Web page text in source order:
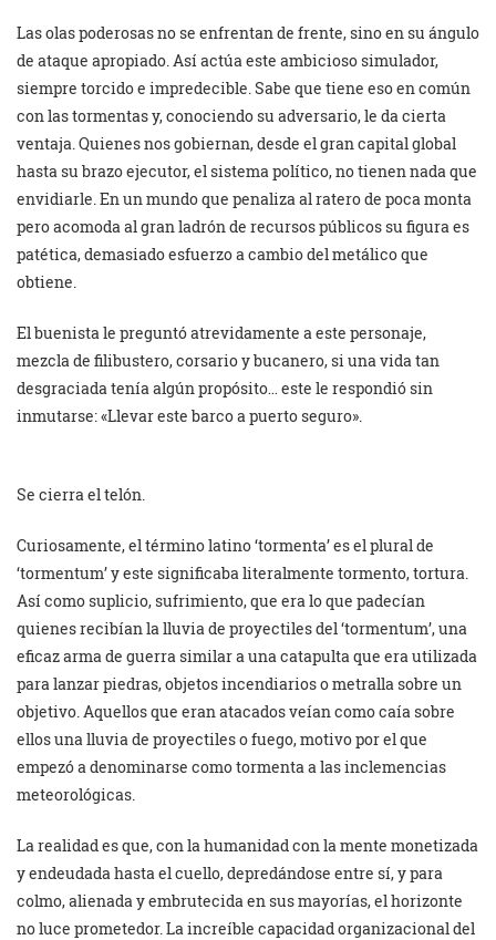
Las olas poderosas no se enfrentan de frente, sino en su ángulo
de ataque apropiado. Así actúa este ambicioso simulador,
siempre torcido e impredecible. Sabe que tiene eso en común
con las tormentas y, conociendo su adversario, le da cierta
ventaja. Quienes nos gobiernan, desde el gran capital global
hasta su brazo ejecutor, el sistema político, no tienen nada que
envidiarle. En un mundo que penaliza al ratero de poca monta
pero acomoda al gran ladrón de recursos públicos su figura es
patética, demasiado esfuerzo a cambio del metálico que
obtiene.
El buenista le preguntó atrevidamente a este personaje,
mezcla de filibustero, corsario y bucanero, si una vida tan
desgraciada tenía algún propósito… este le respondió sin
inmutarse: «Llevar este barco a puerto seguro».
Se cierra el telón.
Curiosamente, el término latino ‘tormenta’ es el plural de
‘tormentum’ y este significaba literalmente tormento, tortura.
Así como suplicio, sufrimiento, que era lo que padecían
quienes recibían la lluvia de proyectiles del ‘tormentum’, una
eficaz arma de guerra similar a una catapulta que era utilizada
para lanzar piedras, objetos incendiarios o metralla sobre un
objetivo. Aquellos que eran atacados veían como caía sobre
ellos una lluvia de proyectiles o fuego, motivo por el que
empezó a denominarse como tormenta a las inclemencias
meteorológicas.
La realidad es que, con la humanidad con la mente monetizada
y endeudada hasta el cuello, depredándose entre sí, y para
colmo, alienada y embrutecida en sus mayorías, el horizonte
no luce prometedor. La increíble capacidad organizacional del